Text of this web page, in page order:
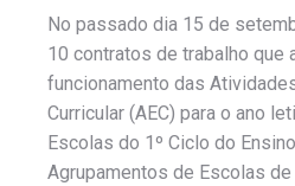
No passado dia 15 de
10 contratos de trabalho que
funcionamento das
Curricular (AEC) para o ano
Escolas do 1º Ciclo do
Agrupamentos de Escolas